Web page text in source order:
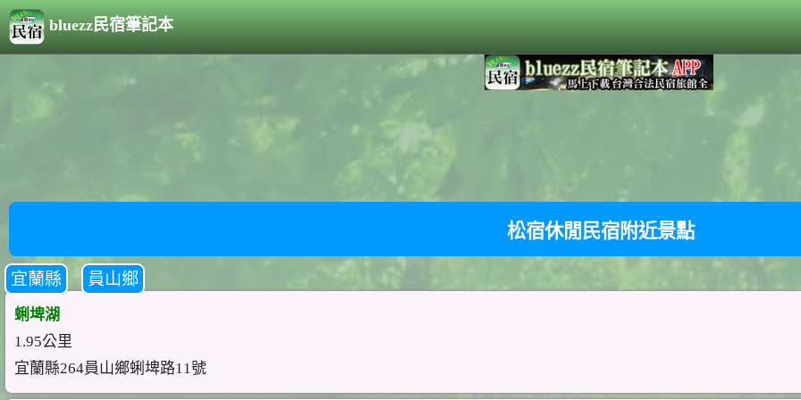
bluezz民宿筆記本
松宿休閒民宿附近景點
宜蘭縣 員山鄉
蜊埤湖
1.95公里
宜蘭縣264員山鄉蜊埤路11號